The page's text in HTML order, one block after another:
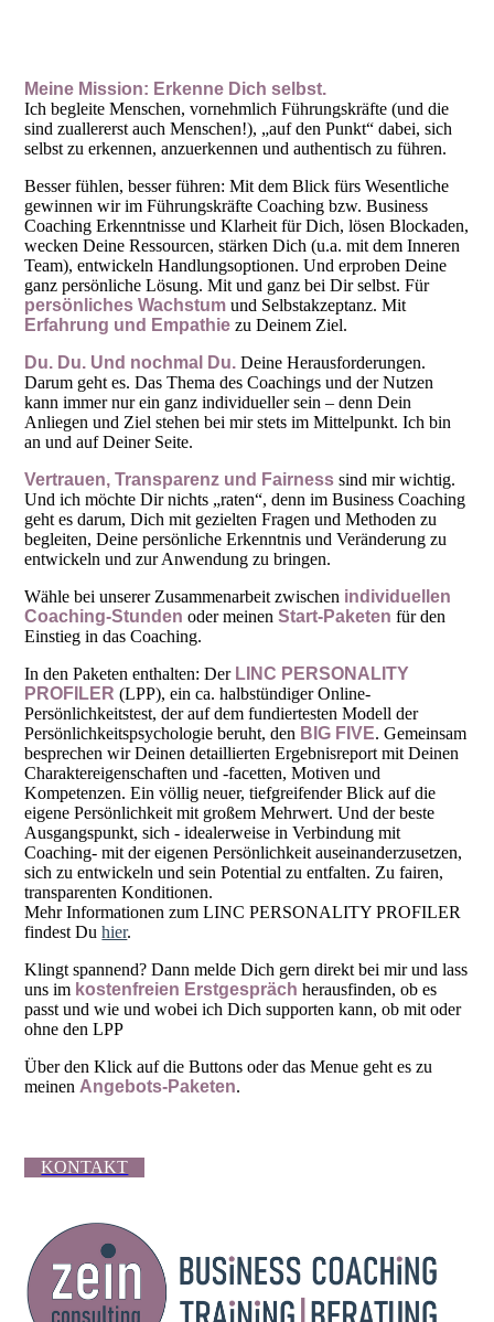
Meine Mission: Erkenne Dich selbst.
Ich begleite Menschen, vornehmlich Führungskräfte (und die
sind zuallererst auch Menschen!), „auf den Punkt“ dabei, sich
selbst zu erkennen, anzuerkennen und authentisch zu führen.
Besser fühlen, besser führen: Mit dem Blick fürs Wesentliche
gewinnen wir im Führungskräfte Coaching bzw. Business
Coaching Erkenntnisse und Klarheit für Dich, lösen Blockaden,
wecken Deine Ressourcen, stärken Dich (u.a. mit dem Inneren
Team), entwickeln Handlungsoptionen. Und erproben Deine
ganz persönliche Lösung. Mit und ganz bei Dir selbst. Für
persönliches Wachstum und Selbstakzeptanz. Mit
Erfahrung und Empathiezu Deinem Ziel.
Du. Du. Und nochmal Du. Deine Herausforderungen.
Darum geht es. Das Thema des Coachings und der Nutzen
kann immer nur ein ganz individueller sein – denn Dein
Anliegen und Ziel stehen bei mir stets im Mittelpunkt. Ich bin
an und auf Deiner Seite.
Vertrauen, Transparenz und Fairness sind mir wichtig.
Und ich möchte Dir nichts „raten“, denn im Business Coaching
geht es darum, Dich mit gezielten Fragen und Methoden zu
begleiten, Deine persönliche Erkenntnis und Veränderung zu
entwickeln und zur Anwendung zu bringen.
Wähle bei unserer Zusammenarbeit zwischen individuellen
Coaching-Stunden oder meinenStart-Paketen für den
Einstieg in das Coaching.
In den Paketen enthalten: Der LINC PERSONALITY
PROFILER (LPP), ein ca. halbstündiger Online-
Persönlichkeitstest, der auf dem fundiertesten Modell der
Persönlichkeitspsychologie beruht, den BIG FIVE. Gemeinsam
besprechen wir Deinen detaillierten Ergebnisreport mit Deinen
Charaktereigenschaften und -facetten, Motiven und
Kompetenzen. Ein völlig neuer, tiefgreifender Blick auf die
eigene Persönlichkeit mit großem Mehrwert. Und der beste
Ausgangspunkt, sich - idealerweise in Verbindung mit
Coaching- mit der eigenen Persönlichkeit auseinanderzusetzen,
sich zu entwickeln und sein Potential zu entfalten. Zu fairen,
transparenten Konditionen.
Mehr Informationen zum LINC PERSONALITY PROFILER
findest Duhier.
Klingt spannend? Dann melde Dich gern direkt bei mir und lass
uns im kostenfreien Erstgespräch herausfinden, ob es
passt und wie und wobei ich Dich supporten kann, ob mit oder
ohne den LPP
Über den Klick auf die Buttons oder das Menue geht es zu
meinen Angebots-Paketen.
KONTAKT